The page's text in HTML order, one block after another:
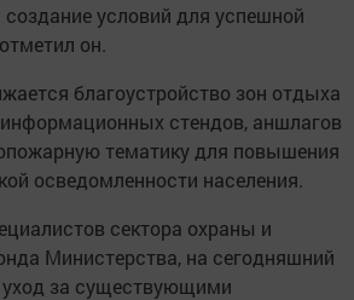
условий для успешной
он.
благоустройство зон отдыха
информационных стендов, аншлагов
тематику для повышения
осведомленности населения.
сектора охраны и
Министерства, на сегодняшний
уход за существующими